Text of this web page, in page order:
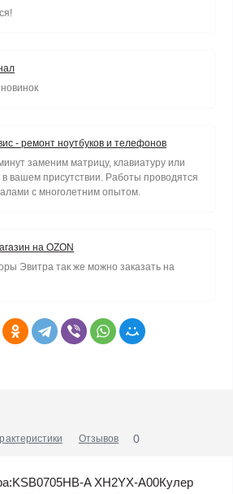
- ремонт ноутбуков и телефонов
заменим матрицу, клавиатуру или
в вашем присутствии. Работы проводятся
с многолетним опытом.
на OZON
Эвитра так же можно заказать на
Отзывов 0
A XH2YX-A00Кулер